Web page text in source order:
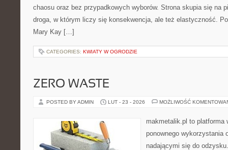
chaosu oraz bez przypadkowych wyborów. Strona skupia się na
droga, w którym liczy się konsekwencja, ale też elastyczność.
Mary Kay […]
CATEGORIES: KWIATY W OGRODZIE
ZERO WASTE
POSTED BY ADMIN LUT - 23 - 2026 MOŻLIWOŚĆ
makmetalik.pl to platforma
ponownego wykorzystania
nadającymi się do